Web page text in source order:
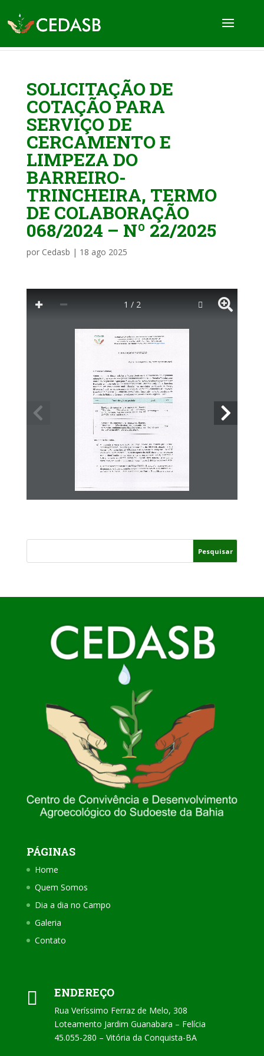
SOLICITAÇÃO DE
COTAÇÃO PARA
SERVIÇO DE
CERCAMENTO E
LIMPEZA DO
BARREIRO-
TRINCHEIRA, TERMO
DE COLABORAÇÃO
068/2024 – Nº 22/2025
por Cedasb | 18 ago 2025
1 / 2
PÁGINAS
Home
Quem Somos
Dia a dia no Campo
Galeria
Contato
 ENDEREÇO
Rua Veríssimo Ferraz de Melo, 308
Loteamento Jardim Guanabara – Felícia
45.055-280 – Vitória da Conquista-BA